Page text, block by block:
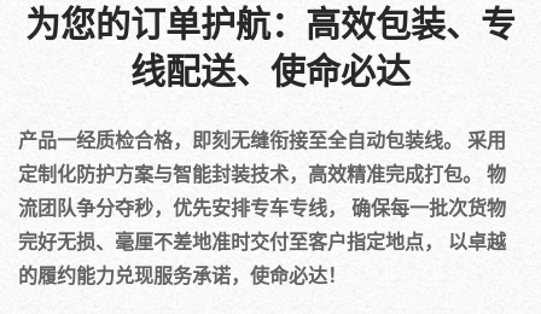
为您的订单护航：高效包装、专
线配送、使命必达
产品一经质检合格，即刻无缝衔接至全自动包装线。 采用
定制化防护方案与智能封装技术，高效精准完成打包。 物
流团队争分夺秒，优先安排专车专线， 确保每一批次货物
完好无损、毫厘不差地准时交付至客户指定地点， 以卓越
的履约能力兑现服务承诺，使命必达！